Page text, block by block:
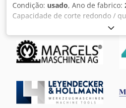
Condição: usado, Ano de fabrico:
Capacidade de corte redondo /
400 / 350 x 350 / 380 x 300 mm
serra: 650 x 50 x 2,5 mm 3
90 cursos/min Potência do
instalação (LxPxA), aprox.: 1800 x
aprox.: 1050 kg Equipamento: - 3
quantidade mínima - Guia da
tensionada - Caixa de